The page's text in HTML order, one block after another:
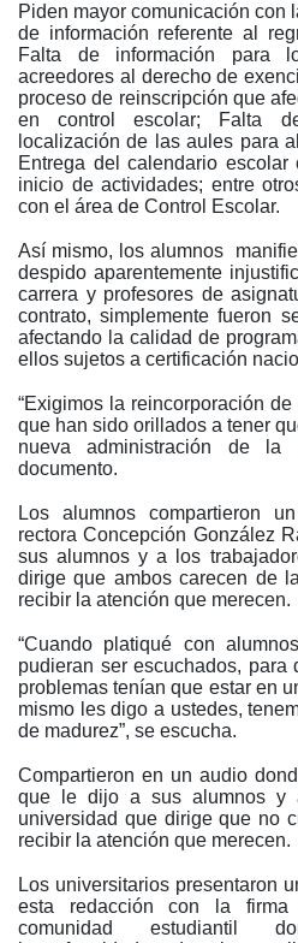
Piden mayor comunicación con
de información referente al
Falta de información para
acreedores al derecho de
proceso de reinscripción que
en control escolar; Falta
localización de las aules para
Entrega del calendario escolar
inicio de actividades; entre
con el área de Control Escolar.
Así mismo, los alumnos
despido aparentemente
carrera y profesores de
contrato, simplemente fueron
afectando la calidad de
ellos sujetos a certificación
“Exigimos la reincorporación
que han sido orillados a tener
nueva administración de la
documento.
Los alumnos compartieron
rectora Concepción González
sus alumnos y a los
dirige que ambos carecen de
recibir la atención que merecen.
“Cuando platiqué con
pudieran ser escuchados, para
problemas tenían que estar en
mismo les digo a ustedes,
de madurez”, se escucha.
Compartieron en un audio
que le dijo a sus alumnos y
universidad que dirige que no
recibir la atención que merecen.
Los universitarios presentaron
esta redacción con la
comunidad estudiantil